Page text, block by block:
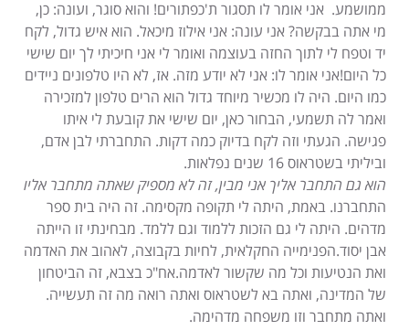
ממושמע. אני אומר לו תסגור ת'כפתורים! והוא סוגר, ועונה: כן,
מי אתה בבקשה? אני עונה: אני אילוז מיכאל. הוא איש גדול, לקח
יד וטפח לי לתוך החזה בעוצמה ואומר לי אני חיכיתי לך יום שישי
כל היום!אני אומר לו: אני לא יודע מזה. אז, לא היו טלפונים ניידים
כמו היום. היה לו מכשיר מיוחד גדול הוא הרים טלפון למזכירה
ואמר לה תשמעי, הבחור כאן, יום שישי את קובעת לי איתו
פגישה. הגעתי וזה לקח בדיוק כמה דקות. התחברתי לבן אדם,
וביליתי בשטראוס 16 שנים נפלאות.
הוא גם התחבר אליך אני מבין, זה לא מספיק שאתה מתחבר אליו
התחברנו. באמת, היתה לי תקופה מקסימה. זה היה בית ספר
מדהים. היתה לי גם הזכות ללמוד וגם ללמד. מבחינתי זו הייתה
אבן יסוד.הפנימייה החקלאית, לחיות בקבוצה, לאהוב את האדמה
ואת הנטיעות וכל מה שקשור לאדמה.אח"כ בצבא, זה הביטחון
של המדינה, ואתה בא לשטראוס ואתה רואה מה זה תעשייה.
ואתה מתחבר וזו משפחה מדהימה.